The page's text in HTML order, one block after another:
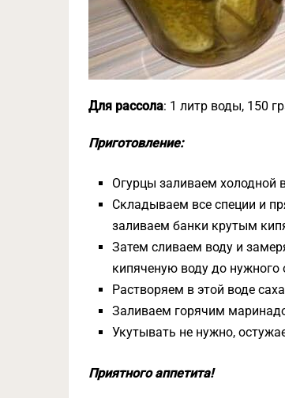
Для рассола: 1 литр воды, 150
Приготовление:
Огурцы заливаем холодной
Складываем все специи и
заливаем банки крутым
Затем сливаем воду и
кипяченую воду до нужного
Растворяем в этой воде
Заливаем горячим
Укутывать не нужно,
Приятного аппетита!